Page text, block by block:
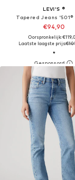
LEVI'S ®
Tapered Jeans '501®
€94,90
Oorspronkelijk:
Laatste laagste prijs: